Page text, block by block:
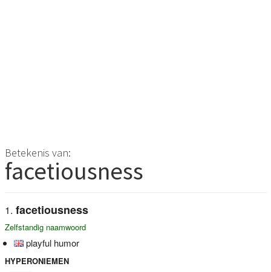
Betekenis van:
facetiousness
facetiousness
Zelfstandig naamwoord
playful humor
HYPERONIEMEN